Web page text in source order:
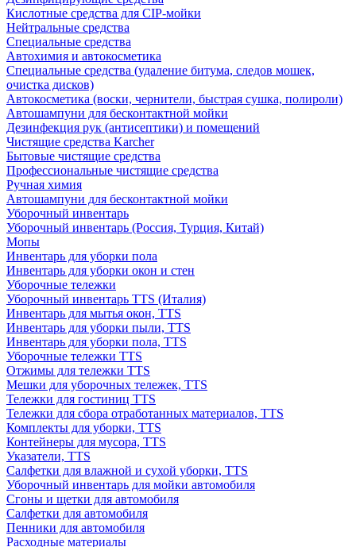
Кислотные средства для CIP-мойки
Нейтральные средства
Специальные средства
Автохимия и автокосметика
Специальные средства (удаление битума, следов мошек,
очистка дисков)
Автокосметика (воски, чернители, быстрая сушка, полироли)
Автошампуни для бесконтактной мойки
Дезинфекция рук (антисептики) и помещений
Чистящие средства Karcher
Бытовые чистящие средства
Профессиональные чистящие средства
Ручная химия
Автошампуни для бесконтактной мойки
Уборочный инвентарь
Уборочный инвентарь (Россия, Турция, Китай)
Мопы
Инвентарь для уборки пола
Инвентарь для уборки окон и стен
Уборочные тележки
Уборочный инвентарь TTS (Италия)
Инвентарь для мытья окон, TTS
Инвентарь для уборки пыли, TTS
Инвентарь для уборки пола, TTS
Уборочные тележки TTS
Отжимы для тележки TTS
Мешки для уборочных тележек, TTS
Тележки для гостиниц TTS
Тележки для сбора отработанных материалов, TTS
Комплекты для уборки, TTS
Контейнеры для мусора, TTS
Указатели, TTS
Салфетки для влажной и сухой уборки, TTS
Уборочный инвентарь для мойки автомобиля
Сгоны и щетки для автомобиля
Салфетки для автомобиля
Пенники для автомобиля
Расходные материалы